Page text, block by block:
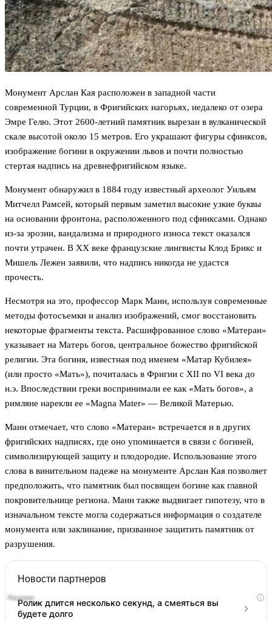
Монумент Арслан Кая расположен в западной части
современной Турции, в Фригийских нагорьях, недалеко от озера
Эмре Гелю. Этот 2600-летний памятник вырезан в вулканической
скале высотой около 15 метров. Его украшают фигуры сфинксов,
изображение богини в окружении львов и почти полностью
стертая надпись на древнефригийском языке.
Монумент обнаружил в 1884 году известный археолог Уильям
Митчелл Рамсей, который первым заметил высокие узкие буквы
на основании фронтона, расположенного под сфинксами. Однако
из-за эрозии, вандализма и природного износа текст оказался
почти утрачен. В XX веке французские лингвисты Клод Брикс и
Мишель Лежен заявили, что надпись никогда не удастся
прочесть.
Несмотря на это, профессор Марк Манн, используя современные
методы фотосъемки и анализ изображений, смог восстановить
некоторые фрагменты текста. Расшифрованное слово «Матеран»
указывает на Матерь богов, центральное божество фригийской
религии. Эта богиня, известная под именем «Матар Кубилея»
(или просто «Мать»), почиталась в Фригии с XII по VI века до
н.э. Впоследствии греки воспринимали ее как «Мать богов», а
римляне нарекли ее «Magna Mater» — Великой Матерью.
Манн отмечает, что слово «Матеран» встречается и в других
фригийских надписях, где оно упоминается в связи с богиней,
символизирующей защиту и плодородие. Использование этого
слова в винительном падеже на монументе Арслан Кая позволяет
предположить, что памятник был посвящен богине как главной
покровительнице региона. Манн также выдвигает гипотезу, что в
изначальном тексте могла содержаться информация о создателе
монумента или заклинание, призванное защитить памятник от
разрушения.
Новости партнеров
i
Ролик длится несколько секунд, а смеяться вы
будете долго